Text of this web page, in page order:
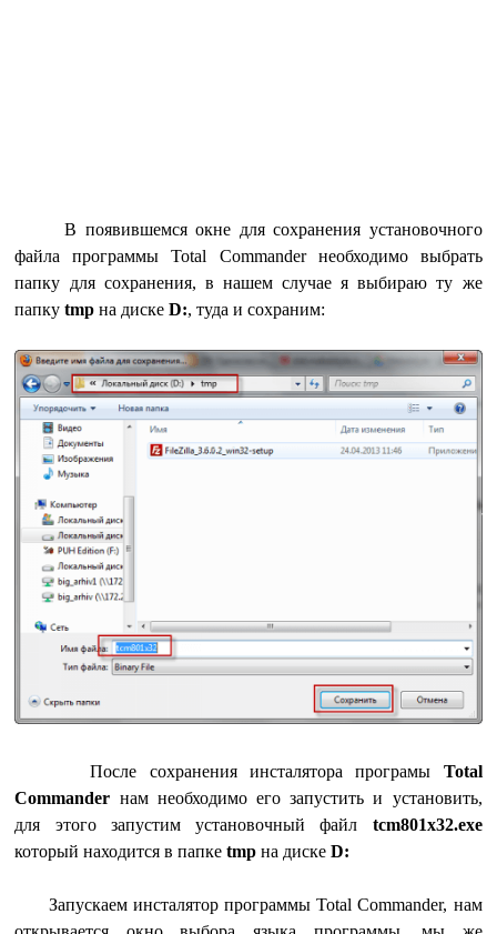
В появившемся окне для сохранения установочного
файла программы Total Commander необходимо выбрать
папку для сохранения, в нашем случае я выбираю ту же
папкуtmp на дискеD:, туда и сохраним:
После сохранения инсталятора програмы Total
Commander нам необходимо его запустить и установить,
для этого запустим установочный файл tcm801x32.exe
который находится в папкеtmpна дискеD:
Запускаем инсталятор программы Total Commander, нам